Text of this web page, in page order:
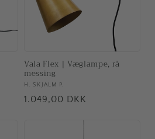
Vala Flex | Væglampe, rå
messing
Forhandler:
H. SKJALM P.
Normalpris
1.049,00 DKK